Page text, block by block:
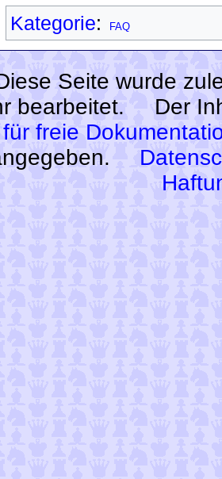
Kategorie: FAQ
Seite wurde
bearbeitet.
Der
freie